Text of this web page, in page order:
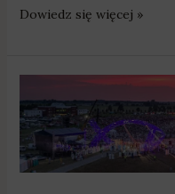
Dowiedz się więcej »
czerwca
odbędzie
się
Spotkanie